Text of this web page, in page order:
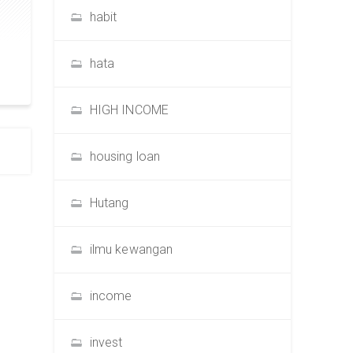
habit
hata
HIGH INCOME
housing loan
Hutang
ilmu kewangan
income
invest